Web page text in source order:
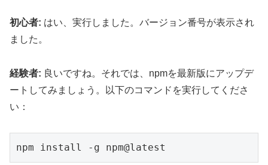
初心者: はい、実行しました。バージョン番号が表示され
ました。
経験者: 良いですね。それでは、npmを最新版にアップデ
ートしてみましょう。以下のコマンドを実行してくださ
い：